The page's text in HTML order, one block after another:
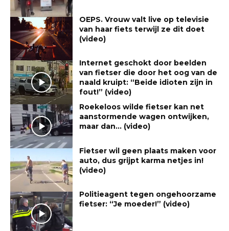
OEPS. Vrouw valt live op televisie
van haar fiets terwijl ze dit doet
(video)
Internet geschokt door beelden
van fietser die door het oog van de
naald kruipt: “Beide idioten zijn in
fout!” (video)
Roekeloos wilde fietser kan net
aanstormende wagen ontwijken,
maar dan… (video)
Fietser wil geen plaats maken voor
auto, dus grijpt karma netjes in!
(video)
Politieagent tegen ongehoorzame
fietser: “Je moeder!” (video)